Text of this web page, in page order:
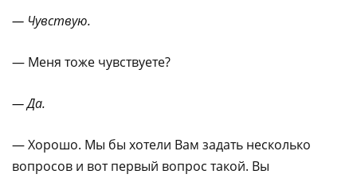
— Чувствую.
— Меня тоже чувствуете?
— Да.
— Хорошо. Мы бы хотели Вам задать несколько
вопросов и вот первый вопрос такой. Вы